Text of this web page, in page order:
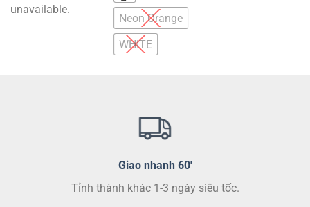
unavailable.
biến
thể.
tùy
được
chọn
trang
phẩm
Neon Orange
WHITE
Giao nhanh 60'
Tỉnh thành khác 1-3 ngày siêu tốc.